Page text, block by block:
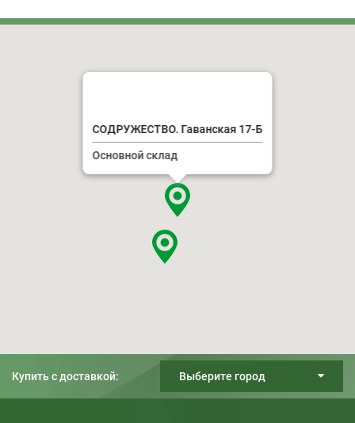
СОДРУЖЕСТВО. Гаванская 17-Б
Основной склад
Купить с доставкой: Выберите город